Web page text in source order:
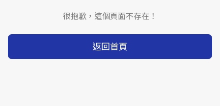
很抱歉，這個頁面不存在！
返回首頁